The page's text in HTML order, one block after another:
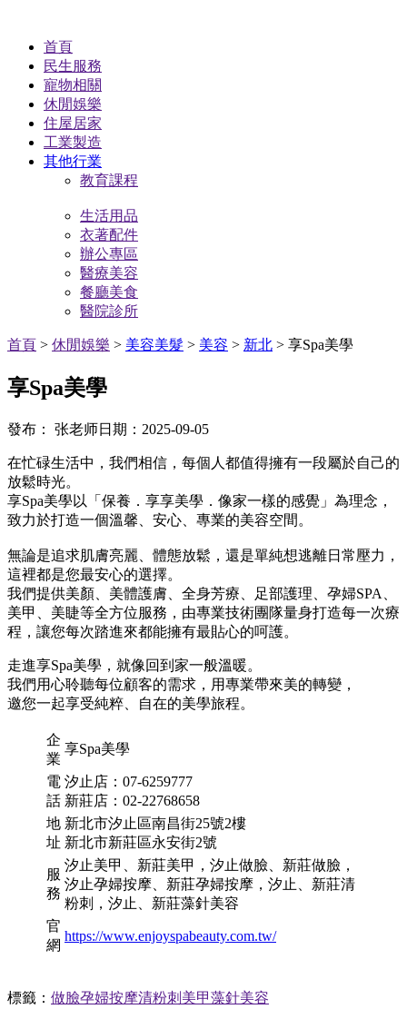
首頁
民生服務
寵物相關
休閒娛樂
住屋居家
工業製造
其他行業
教育課程
生活用品
衣著配件
辦公專區
醫療美容
餐廳美食
醫院診所
首頁 > 休閒娛樂 > 美容美髮 > 美容 > 新北 > 享Spa美學
享Spa美學
發布： 张老师日期：2025-09-05
在忙碌生活中，我們相信，每個人都值得擁有一段屬於自己的
放鬆時光。
享Spa美學以「保養．享享美學．像家一樣的感覺」為理念，
致力於打造一個溫馨、安心、專業的美容空間。
無論是追求肌膚亮麗、體態放鬆，還是單純想逃離日常壓力，
這裡都是您最安心的選擇。
我們提供美顏、美體護膚、全身芳療、足部護理、孕婦SPA、
美甲、美睫等全方位服務，由專業技術團隊量身打造每一次療
程，讓您每次踏進來都能擁有最貼心的呵護。
走進享Spa美學，就像回到家一般溫暖。
我們用心聆聽每位顧客的需求，用專業帶來美的轉變，
邀您一起享受純粹、自在的美學旅程。
企
業
享Spa美學
電
話
汐止店：07-6259777
新莊店：02-22768658
地
址
新北市汐止區南昌街25號2樓
新北市新莊區永安街2號
服
務
汐止美甲、新莊美甲，汐止做臉、新莊做臉，
汐止孕婦按摩、新莊孕婦按摩，汐止、新莊清
粉刺，汐止、新莊藻針美容
官
網
https://www.enjoyspabeauty.com.tw/
標籤： 做臉孕婦按摩清粉刺 美甲藻針美容